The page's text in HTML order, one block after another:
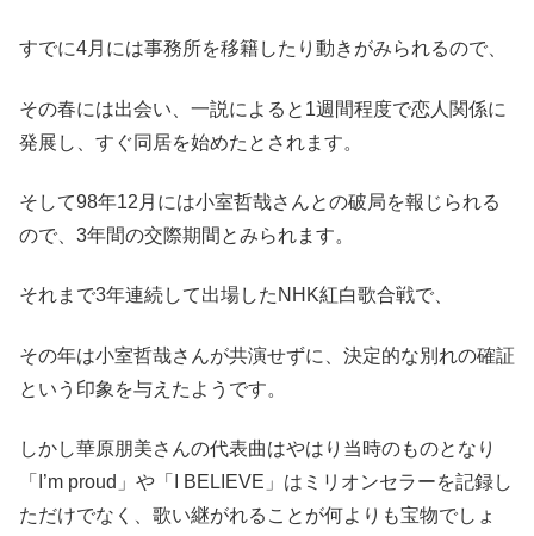
すでに4月には事務所を移籍したり動きがみられるので、
その春には出会い、一説によると1週間程度で恋人関係に
発展し、すぐ同居を始めたとされます。
そして98年12月には小室哲哉さんとの破局を報じられる
ので、3年間の交際期間とみられます。
それまで3年連続して出場したNHK紅白歌合戦で、
その年は小室哲哉さんが共演せずに、決定的な別れの確証
という印象を与えたようです。
しかし華原朋美さんの代表曲はやはり当時のものとなり
「I’m proud」や「I BELIEVE」はミリオンセラーを記録し
ただけでなく、歌い継がれることが何よりも宝物でしょ